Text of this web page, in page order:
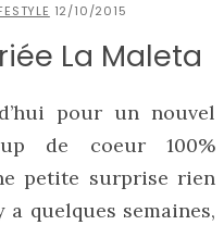
12/10/2015
La Maleta
pour un nouvel
de coeur 100%
petite surprise rien
quelques semaines,